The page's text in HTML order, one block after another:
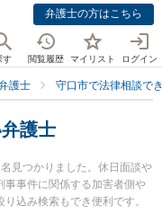
弁護士の方はこちら
す 閲覧履歴 マイリスト ログイン
護士 守口市で法律相談で
護士
見つかりました。休日面談や
事事件に関係する加害者側や
込み検索もでき便利です。